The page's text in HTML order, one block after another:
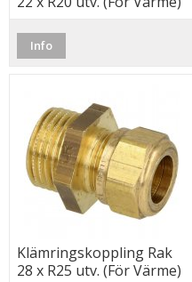
Info
Klämringskoppling Rak
28 x R25 utv. (För Värme)